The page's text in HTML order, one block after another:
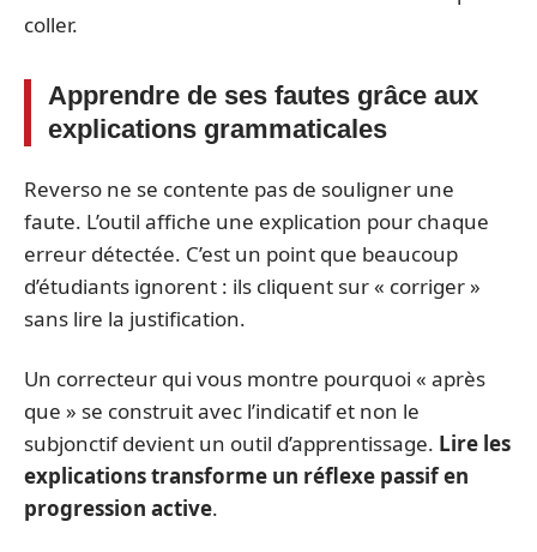
coller.
Apprendre de ses fautes grâce aux
explications grammaticales
Reverso ne se contente pas de souligner une
faute. L’outil affiche une explication pour chaque
erreur détectée. C’est un point que beaucoup
d’étudiants ignorent : ils cliquent sur « corriger »
sans lire la justification.
Un correcteur qui vous montre pourquoi « après
que » se construit avec l’indicatif et non le
subjonctif devient un outil d’apprentissage. Lire les
explications transforme un réflexe passif en
progression active.